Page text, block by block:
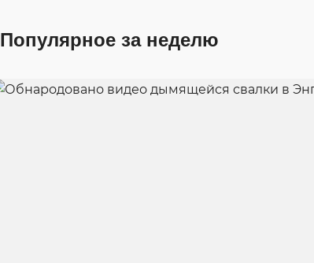
Популярное за неделю